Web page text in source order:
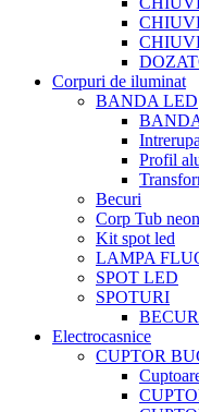
Corpuri de iluminat
BANDA LED
Profil
Becuri
Corp Tub neon
Kit spot led
LAMPA
SPOT LED
SPOTURI
Electrocasnice
CUPTOR